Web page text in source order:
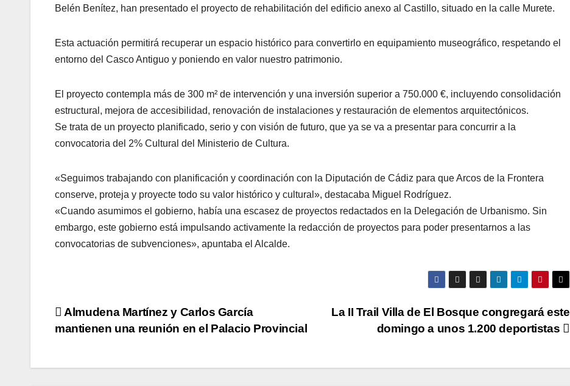
Belén Benítez, han presentado el proyecto de rehabilitación del edificio anexo al Castillo, situado en la calle Murete.
Esta actuación permitirá recuperar un espacio histórico para convertirlo en equipamiento museográfico, respetando el
entorno del Casco Antiguo y poniendo en valor nuestro patrimonio.
El proyecto contempla más de 300 m² de intervención y una inversión superior a 750.000 €, incluyendo consolidación
estructural, mejora de accesibilidad, renovación de instalaciones y restauración de elementos arquitectónicos.
Se trata de un proyecto planificado, serio y con visión de futuro, que ya se va a presentar para concurrir a la
convocatoria del 2% Cultural del Ministerio de Cultura.
«Seguimos trabajando con planificación y coordinación con la Diputación de Cádiz para que Arcos de la Frontera
conserve, proteja y proyecte todo su valor histórico y cultural», destacaba Miguel Rodríguez.
«Cuando asumimos el gobierno, había una escasez de proyectos redactados en la Delegación de Urbanismo. Sin
embargo, este gobierno está impulsando activamente la redacción de proyectos para poder presentarnos a las
convocatorias de subvenciones», apuntaba el Alcalde.
Navegación
entradas
La II Trail Villa de El Bosque congregará este
domingo a unos 1.200 deportistas
Almudena Martínez y Carlos García
mantienen una reunión en el Palacio Provincial